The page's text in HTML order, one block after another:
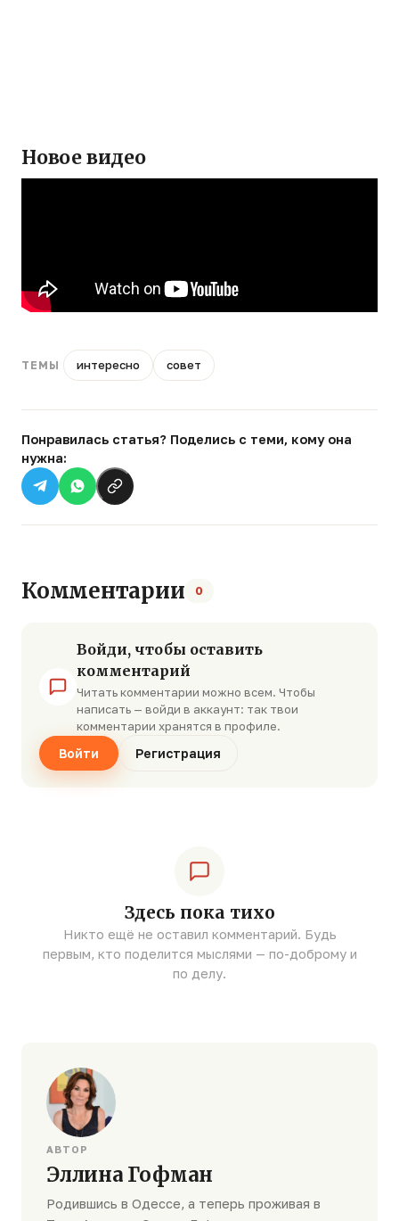
Новое видео
ТЕМЫ интересно совет
Понравилась статья? Поделись с теми, кому она
нужна:
Комментарии 0
Войди, чтобы оставить
комментарий
Читать комментарии можно всем. Чтобы
написать — войди в аккаунт: так твои
комментарии хранятся в профиле.
Войти Регистрация
Здесь пока тихо
Никто ещё не оставил комментарий. Будь
первым, кто поделится мыслями — по-доброму и
по делу.
АВТОР
Эллина Гофман
Родившись в Одессе, а теперь проживая в